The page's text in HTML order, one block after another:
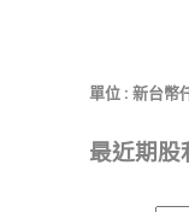
單位 : 新台幣
最近期股